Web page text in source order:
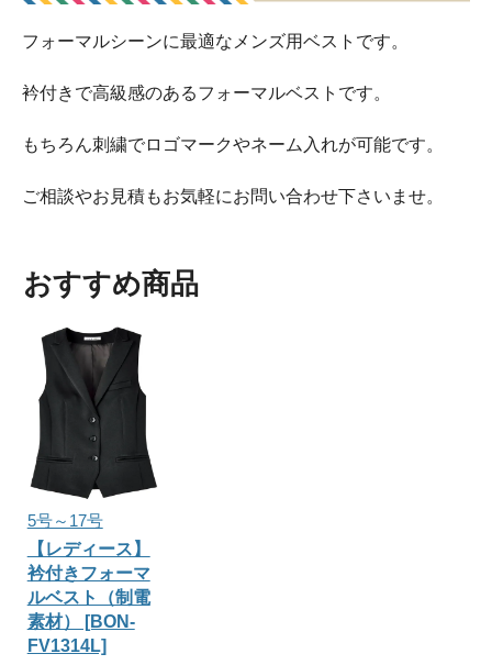
フォーマルシーンに最適なメンズ用ベストです。
衿付きで高級感のあるフォーマルベストです。
もちろん刺繍でロゴマークやネーム入れが可能です。
ご相談やお見積もお気軽にお問い合わせ下さいませ。
おすすめ商品
5号～17号
【レディース】
衿付きフォーマ
ルベスト（制電
素材） [BON-
FV1314L]